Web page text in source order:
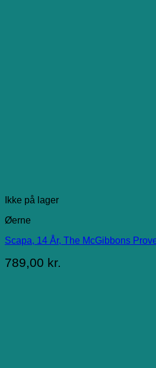
Ikke på lager
Øerne
Scapa, 14 År, The McGibbons
789,00 kr.